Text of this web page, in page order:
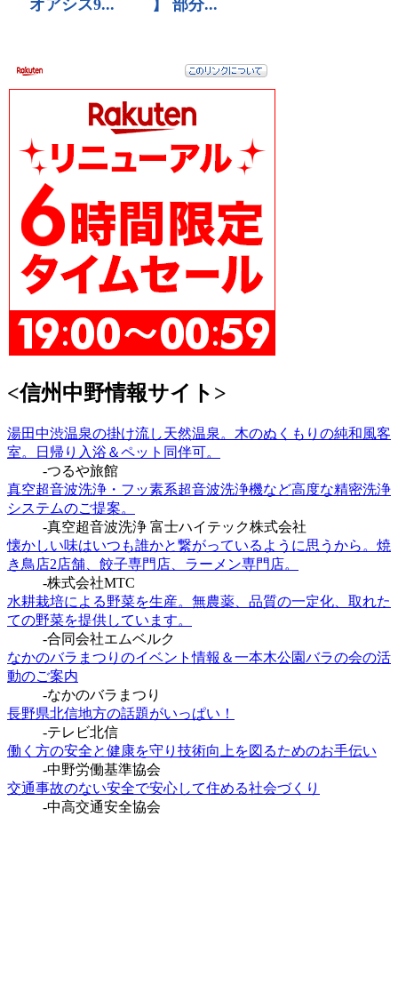
<信州中野情報サイト>
湯田中渋温泉の掛け流し天然温泉。木のぬくもりの純和風客
室。日帰り入浴＆ペット同伴可。
-つるや旅館
真空超音波洗浄・フッ素系超音波洗浄機など高度な精密洗浄
システムのご提案。
-真空超音波洗浄 富士ハイテック株式会社
懐かしい味はいつも誰かと繋がっているように思うから。焼
き鳥店2店舗、餃子専門店、ラーメン専門店。
-株式会社MTC
水耕栽培による野菜を生産。無農薬、品質の一定化、取れた
ての野菜を提供しています。
-合同会社エムベルク
なかのバラまつりのイベント情報＆一本木公園バラの会の活
動のご案内
-なかのバラまつり
長野県北信地方の話題がいっぱい！
-テレビ北信
働く方の安全と健康を守り技術向上を図るためのお手伝い
-中野労働基準協会
交通事故のない安全で安心して住める社会づくり
-中高交通安全協会